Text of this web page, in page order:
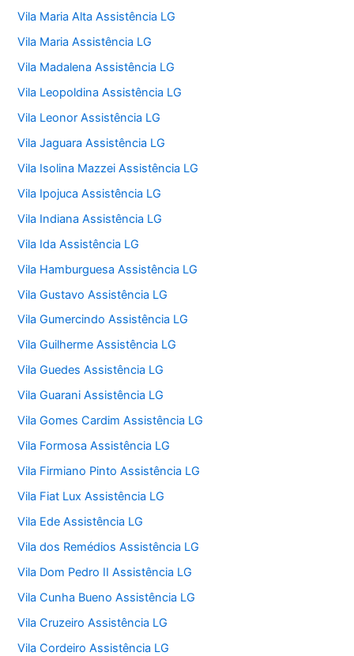
Vila Maria Alta Assistência LG
Vila Maria Assistência LG
Vila Madalena Assistência LG
Vila Leopoldina Assistência LG
Vila Leonor Assistência LG
Vila Jaguara Assistência LG
Vila Isolina Mazzei Assistência LG
Vila Ipojuca Assistência LG
Vila Indiana Assistência LG
Vila Ida Assistência LG
Vila Hamburguesa Assistência LG
Vila Gustavo Assistência LG
Vila Gumercindo Assistência LG
Vila Guilherme Assistência LG
Vila Guedes Assistência LG
Vila Guarani Assistência LG
Vila Gomes Cardim Assistência LG
Vila Formosa Assistência LG
Vila Firmiano Pinto Assistência LG
Vila Fiat Lux Assistência LG
Vila Ede Assistência LG
Vila dos Remédios Assistência LG
Vila Dom Pedro II Assistência LG
Vila Cunha Bueno Assistência LG
Vila Cruzeiro Assistência LG
Vila Cordeiro Assistência LG